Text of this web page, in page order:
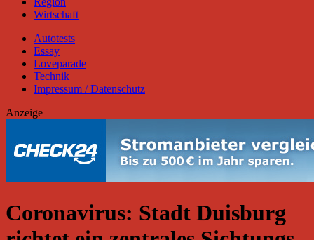
Wirtschaft
Autotests
Essay
Loveparade
Technik
Impressum / Datenschutz
Anzeige
Coronavirus: Stadt Duisburg